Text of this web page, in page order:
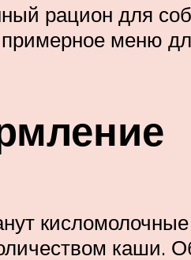
рацион для
меню
кисломолочные
каши.